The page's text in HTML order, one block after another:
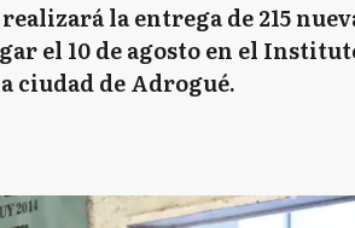
la entrega de 215
el 10 de agosto en el
ciudad de Adrogué.